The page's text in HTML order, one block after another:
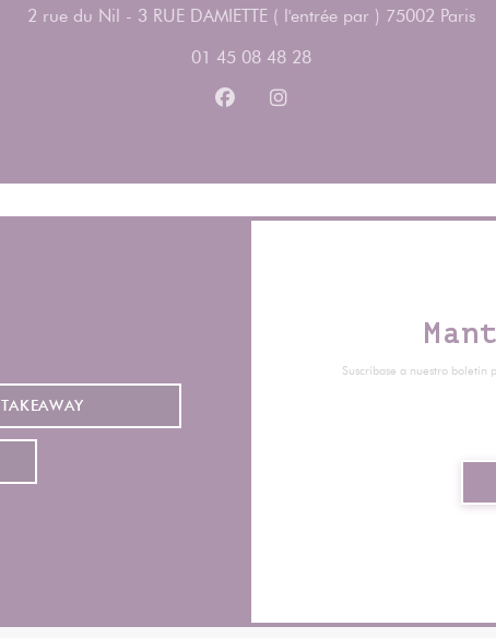
2 rue du Nil - 3 RUE DAMIETTE ( l'entrée par ) 75002 Paris
01 45 08 48 28
Facebook ((abre en una nueva
Instagram ((abre en una
TAKEAWAY
Suscríbase a nuestro boletín